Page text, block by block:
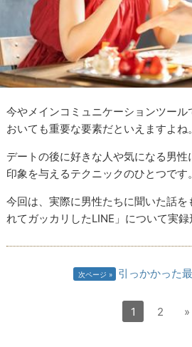
今やメインコミュニケーションツール
おいても重要な要素だといえますよね。
デートの後に好きな人や気になる男
印象を与えるテクニックのひとつです。
今回は、実際に男性たちに聞いた話を
れてガッカリしたLINE」について実録
次ページ 引っかかった
1 2 »